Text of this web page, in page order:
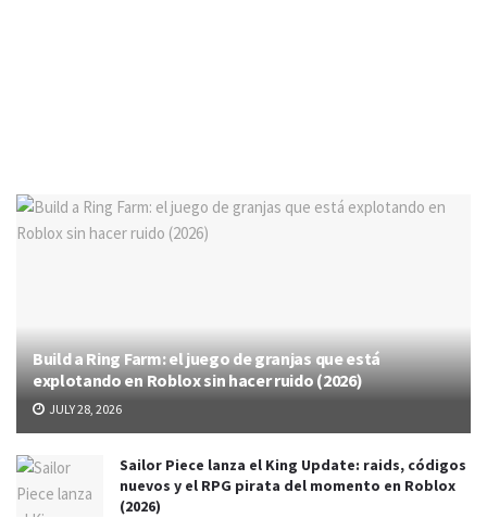
Build a Ring Farm: el juego de granjas que está
explotando en Roblox sin hacer ruido (2026)
JULY 28, 2026
Sailor Piece lanza el King Update: raids, códigos
nuevos y el RPG pirata del momento en Roblox
(2026)